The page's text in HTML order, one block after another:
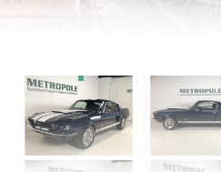
VERKOCHT
‹